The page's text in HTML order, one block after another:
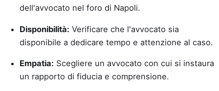
dell'avvocato nel foro di Napoli.
Disponibilità: Verificare che l'avvocato sia
disponibile a dedicare tempo e attenzione al caso.
Empatia: Scegliere un avvocato con cui si instaura
un rapporto di fiducia e comprensione.